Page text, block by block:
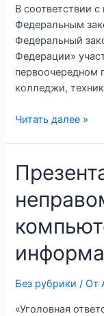
В соответствии
Федеральным
Федеральный
Федерации»
первоочередном
колледжи,
Читать далее »
Без рубрики / От
«Уголовная